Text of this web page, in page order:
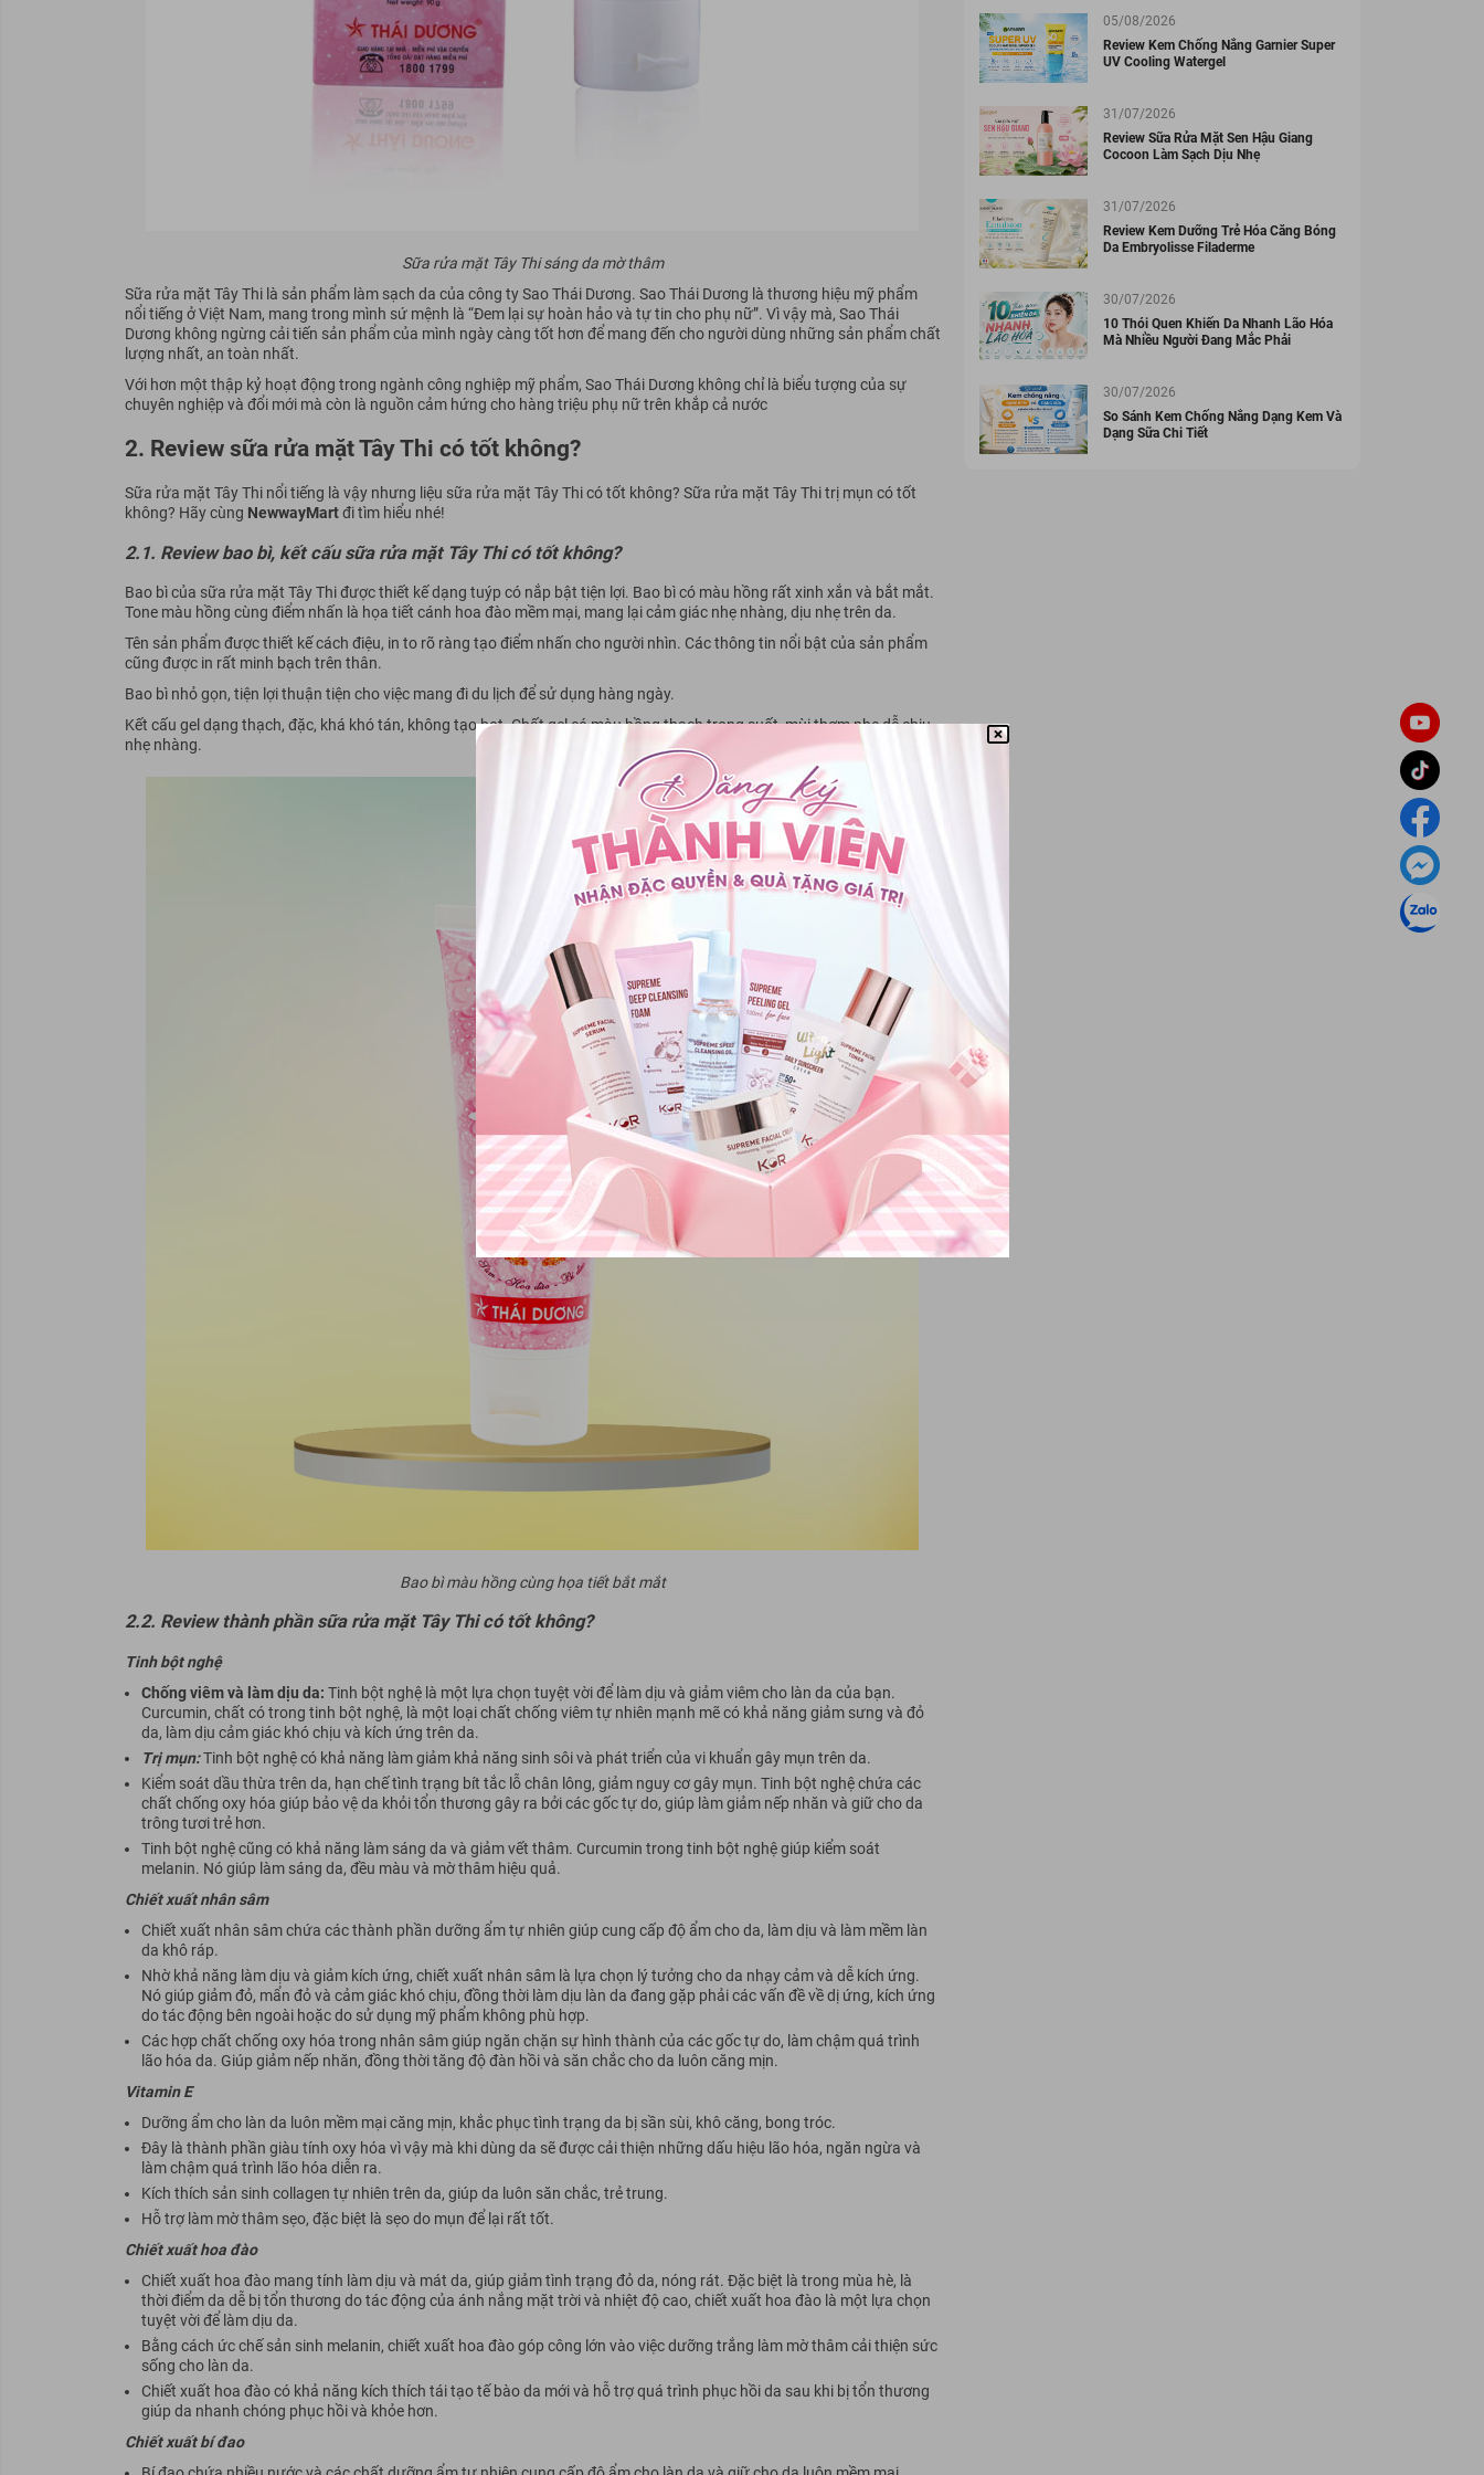
Sữa rửa mặt Tây Thi sáng da mờ thâm
Sữa rửa mặt Tây Thi là sản phẩm làm sạch da của công ty Sao Thái Dương. Sao Thái Dương là thương hiệu mỹ phẩm
nổi tiếng ở Việt Nam, mang trong mình sứ mệnh là “Đem lại sự hoàn hảo và tự tin cho phụ nữ”. Vì vậy mà, Sao Thái
Dương không ngừng cải tiến sản phẩm của mình ngày càng tốt hơn để mang đến cho người dùng những sản phẩm chất
lượng nhất, an toàn nhất.
Với hơn một thập kỷ hoạt động trong ngành công nghiệp mỹ phẩm, Sao Thái Dương không chỉ là biểu tượng của sự
chuyên nghiệp và đổi mới mà còn là nguồn cảm hứng cho hàng triệu phụ nữ trên khắp cả nước
2. Review sữa rửa mặt Tây Thi có tốt không?
Sữa rửa mặt Tây Thi nổi tiếng là vậy nhưng liệu sữa rửa mặt Tây Thi có tốt không? Sữa rửa mặt Tây Thi trị mụn có tốt
không? Hãy cùng NewwayMartđi tìm hiểu nhé!
2.1. Review bao bì, kết cấu sữa rửa mặt Tây Thi có tốt không?
Bao bì của sữa rửa mặt Tây Thi được thiết kế dạng tuýp có nắp bật tiện lợi. Bao bì có màu hồng rất xinh xắn và bắt mắt.
Tone màu hồng cùng điểm nhấn là họa tiết cánh hoa đào mềm mại, mang lại cảm giác nhẹ nhàng, dịu nhẹ trên da.
Tên sản phẩm được thiết kế cách điệu, in to rõ ràng tạo điểm nhấn cho người nhìn. Các thông tin nổi bật của sản phẩm
cũng được in rất minh bạch trên thân.
Bao bì nhỏ gọn, tiện lợi thuận tiện cho việc mang đi du lịch để sử dụng hàng ngày.
Kết cấu gel dạng thạch, đặc, khá khó tán, không tạo bọt. Chất gel có màu hồng thạch trong suốt, mùi thơm nhẹ dễ chịu,
nhẹ nhàng.
Bao bì màu hồng cùng họa tiết bắt mắt
2.2. Review thành phần sữa rửa mặt Tây Thi có tốt không?
Tinh bột nghệ
Chống viêm và làm dịu da: Tinh bột nghệ là một lựa chọn tuyệt vời để làm dịu và giảm viêm cho làn da của bạn.
Curcumin, chất có trong tinh bột nghệ, là một loại chất chống viêm tự nhiên mạnh mẽ có khả năng giảm sưng và đỏ
da, làm dịu cảm giác khó chịu và kích ứng trên da.
Trị mụn:Tinh bột nghệ có khả năng làm giảm khả năng sinh sôi và phát triển của vi khuẩn gây mụn trên da.
Kiểm soát dầu thừa trên da, hạn chế tình trạng bít tắc lỗ chân lông, giảm nguy cơ gây mụn. Tinh bột nghệ chứa các
chất chống oxy hóa giúp bảo vệ da khỏi tổn thương gây ra bởi các gốc tự do, giúp làm giảm nếp nhăn và giữ cho da
trông tươi trẻ hơn.
Tinh bột nghệ cũng có khả năng làm sáng da và giảm vết thâm. Curcumin trong tinh bột nghệ giúp kiểm soát
melanin. Nó giúp làm sáng da, đều màu và mờ thâm hiệu quả.
Chiết xuất nhân sâm
Chiết xuất nhân sâm chứa các thành phần dưỡng ẩm tự nhiên giúp cung cấp độ ẩm cho da, làm dịu và làm mềm làn
da khô ráp.
Nhờ khả năng làm dịu và giảm kích ứng, chiết xuất nhân sâm là lựa chọn lý tưởng cho da nhạy cảm và dễ kích ứng.
Nó giúp giảm đỏ, mẩn đỏ và cảm giác khó chịu, đồng thời làm dịu làn da đang gặp phải các vấn đề về dị ứng, kích ứng
do tác động bên ngoài hoặc do sử dụng mỹ phẩm không phù hợp.
Các hợp chất chống oxy hóa trong nhân sâm giúp ngăn chặn sự hình thành của các gốc tự do, làm chậm quá trình
lão hóa da. Giúp giảm nếp nhăn, đồng thời tăng độ đàn hồi và săn chắc cho da luôn căng mịn.
Vitamin E
Dưỡng ẩm cho làn da luôn mềm mại căng mịn, khắc phục tình trạng da bị sần sùi, khô căng, bong tróc.
Đây là thành phần giàu tính oxy hóa vì vậy mà khi dùng da sẽ được cải thiện những dấu hiệu lão hóa, ngăn ngừa và
làm chậm quá trình lão hóa diễn ra.
Kích thích sản sinh collagen tự nhiên trên da, giúp da luôn săn chắc, trẻ trung.
Hỗ trợ làm mờ thâm sẹo, đặc biệt là sẹo do mụn để lại rất tốt.
Chiết xuất hoa đào
Chiết xuất hoa đào mang tính làm dịu và mát da, giúp giảm tình trạng đỏ da, nóng rát. Đặc biệt là trong mùa hè, là
thời điểm da dễ bị tổn thương do tác động của ánh nắng mặt trời và nhiệt độ cao, chiết xuất hoa đào là một lựa chọn
tuyệt vời để làm dịu da.
Bằng cách ức chế sản sinh melanin, chiết xuất hoa đào góp công lớn vào việc dưỡng trắng làm mờ thâm cải thiện sức
sống cho làn da.
Chiết xuất hoa đào có khả năng kích thích tái tạo tế bào da mới và hỗ trợ quá trình phục hồi da sau khi bị tổn thương
giúp da nhanh chóng phục hồi và khỏe hơn.
Chiết xuất bí đao
05/08/2026
Review Kem Chống Nắng Garnier Super
UV Cooling Watergel
31/07/2026
Review Sữa Rửa Mặt Sen Hậu Giang
Cocoon Làm Sạch Dịu Nhẹ
31/07/2026
Review Kem Dưỡng Trẻ Hóa Căng Bóng
Da Embryolisse Filaderme
30/07/2026
10 Thói Quen Khiến Da Nhanh Lão Hóa
Mà Nhiều Người Đang Mắc Phải
30/07/2026
So Sánh Kem Chống Nắng Dạng Kem Và
Dạng Sữa Chi Tiết